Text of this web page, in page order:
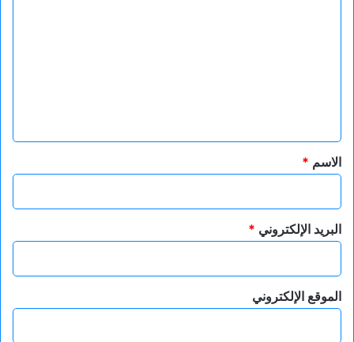
*
الاسم *
البريد الإلكتروني *
الموقع الإلكتروني